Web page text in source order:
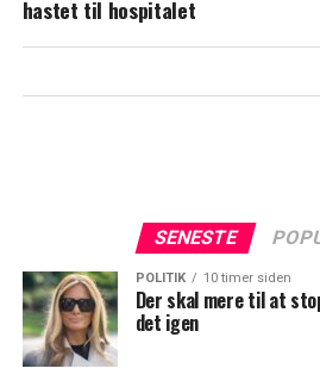
hastet til hospitalet
SENESTE
POLITIK 10 timer siden
Der skal mere til at
det igen